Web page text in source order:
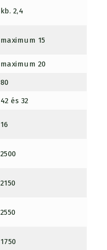
kb. 2,4
maximum 15
maximum 20
80
42 és 32
16
2500
2150
2550
1750